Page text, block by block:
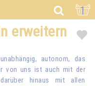
1
erweitern
autonom, das
von uns ist auch mit der
hinaus mit allen